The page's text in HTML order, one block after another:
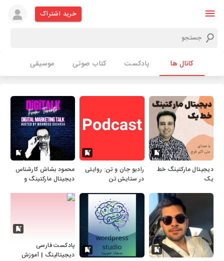
خرید اشتراک
کانال ها پادکست کتاب صوتی موسیقی
دیجیتال مارکتینگ خط
یک
رادیو جان و تن: روایتی
در ستایش تن
محمود بشاش کارشناس
دیجیتال مارکتینگ و
پادکست فارسی
دیجیتالینگ | آموزش